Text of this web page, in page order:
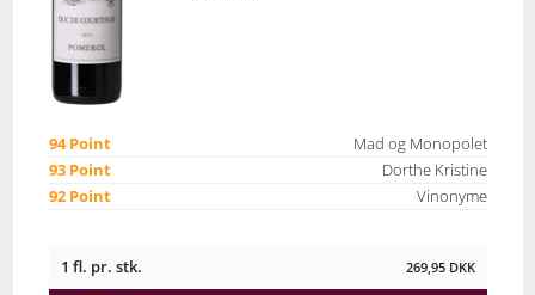
94 Point
Mad og Monopolet
93 Point
Dorthe Kristine
92 Point
Vinonyme
1 fl. pr. stk. 269,95 DKK